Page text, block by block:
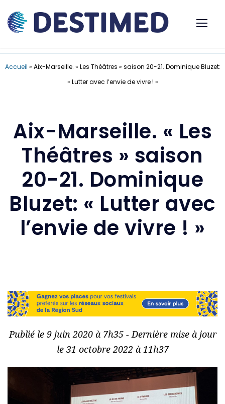
Accueil » Aix-Marseille. « Les Théâtres » saison 20-21. Dominique Bluzet:
« Lutter avec l’envie de vivre ! »
Aix-Marseille. « Les
Théâtres » saison
20-21. Dominique
Bluzet: « Lutter avec
l’envie de vivre ! »
Publié le 9 juin 2020 à 7h35 - Dernière mise à jour
le 31 octobre 2022 à 11h37